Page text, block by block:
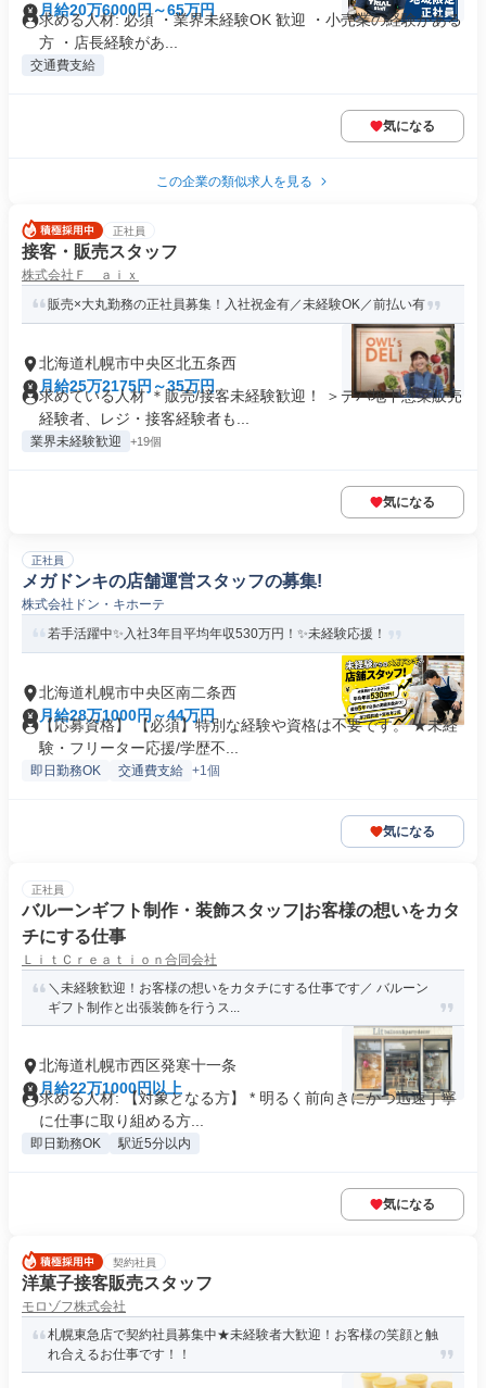
月給20万6000円～65万円
求める人材: 必須 ・業界未経験OK 歓迎 ・小売業の経験がある
方 ・店長経験があ...
交通費支給
気になる
この企業の類似求人を見る
正社員
接客・販売スタッフ
株式会社Ｆ ａｉｘ
販売×大丸勤務の正社員募集！入社祝金有／未経験OK／前払い有
北海道札幌市中央区北五条西
月給25万2175円～35万円
求めている人材 ＊販売/接客未経験歓迎！ ＞デパ地下惣菜販売
経験者、レジ・接客経験者も...
業界未経験歓迎 +19個
気になる
正社員
メガドンキの店舗運営スタッフの募集!
株式会社ドン・キホーテ
若手活躍中✨入社3年目平均年収530万円！✨未経験応援！
北海道札幌市中央区南二条西
月給28万1000円～44万円
【応募資格】 【必須】特別な経験や資格は不要です。 ★未経
験・フリーター応援/学歴不...
即日勤務OK 交通費支給 +1個
気になる
正社員
バルーンギフト制作・装飾スタッフ|お客様の想いをカタ
チにする仕事
ＬｉｔＣｒｅａｔｉｏｎ合同会社
＼未経験歓迎！お客様の想いをカタチにする仕事です／ バルーン
ギフト制作と出張装飾を行うス...
北海道札幌市西区発寒十一条
月給22万1000円以上
求める人材: 【対象となる方】 * 明るく前向きにかつ迅速丁寧
に仕事に取り組める方...
即日勤務OK 駅近5分以内
気になる
契約社員
洋菓子接客販売スタッフ
モロゾフ株式会社
札幌東急店で契約社員募集中★未経験者大歓迎！お客様の笑顔と触
れ合えるお仕事です！！